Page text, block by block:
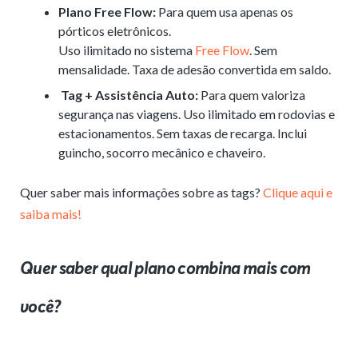
Plano Free Flow: Para quem usa apenas os
pórticos eletrônicos.
Uso ilimitado no sistema Free Flow. Sem
mensalidade. Taxa de adesão convertida em saldo.
Tag + Assistência Auto: Para quem valoriza
segurança nas viagens. Uso ilimitado em rodovias e
estacionamentos. Sem taxas de recarga. Inclui
guincho, socorro mecânico e chaveiro.
Quer saber mais informações sobre as tags? Clique aqui e
saiba mais!
Quer saber qual plano combina mais com
você?